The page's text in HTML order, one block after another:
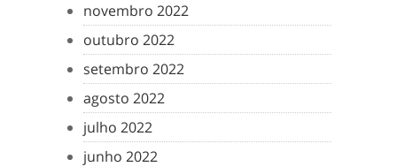
novembro 2022
outubro 2022
setembro 2022
agosto 2022
julho 2022
junho 2022